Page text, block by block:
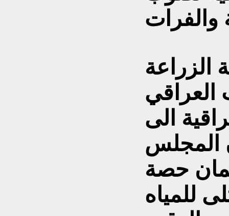
الزراعة
العراقي
الى
المجلس
حصة
للمياه